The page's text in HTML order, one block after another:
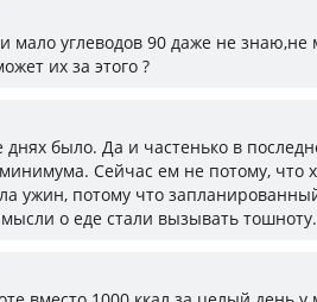
мало углеводов 90 даже не знаю,не
их за этого ?
днях было. Да и частенько в
Сейчас ем не потому, что
ужин, потому что
о еде стали вызывать тошноту.